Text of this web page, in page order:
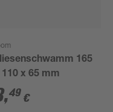
165
110 x 65 mm
,49 €